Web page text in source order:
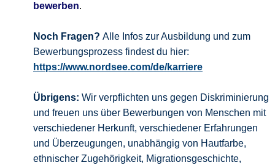
bewerben.
Noch Fragen? Alle Infos zur Ausbildung und zum
Bewerbungsprozess findest du hier:
https://www.nordsee.com/de/karriere
Übrigens: Wir verpflichten uns gegen Diskriminierung
und freuen uns über Bewerbungen von Menschen mit
verschiedener Herkunft, verschiedener Erfahrungen
und Überzeugungen, unabhängig von Hautfarbe,
ethnischer Zugehörigkeit, Migrationsgeschichte,